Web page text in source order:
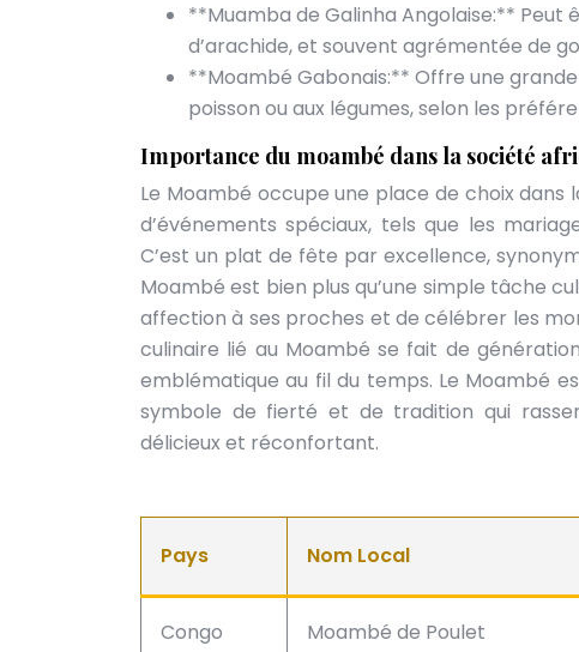
**Muamba de Galinha Angolaise:**
d’arachide, et souvent agrémentée de
**Moambé Gabonais:** Offre une
poisson ou aux légumes, selon les
Importance du moambé dans la société
Le Moambé occupe une place de choix
d’événements spéciaux, tels que les
C’est un plat de fête par excellence,
Moambé est bien plus qu’une simple tâche
affection à ses proches et de célébrer les
culinaire lié au Moambé se fait de
emblématique au fil du temps. Le Moambé
symbole de fierté et de tradition qui
délicieux et réconfortant.
Pays Nom Local
Congo Moambé de Poulet